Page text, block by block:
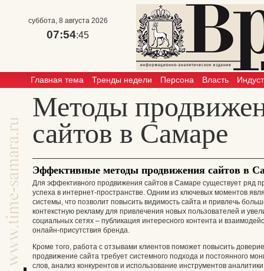
суббота, 8 августа 2026
07:54:45
Главная тема Тренды недели Персона Власть
Методы
сайтов в Самаре
Эффективные методы продвижения сайтов в
Для эффективного продвижения сайтов в Самаре существует ряд
успеха в интернет-пространстве. Одним из ключевых моментов
системы, что позволит повысить видимость сайта и привлечь
контекстную рекламу для привлечения новых пользователей и
социальных сетях – публикация интересного контента и
онлайн-присутствия бренда.
Кроме того, работа с отзывами клиентов поможет повысить
продвижение сайта требует системного подхода и постоянного
слов, анализ конкурентов и использование инструментов